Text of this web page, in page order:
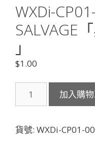
WXDi-
SALVAGE
」
$1.00
CP01-
OBSYDIA
加入購
貨號: WXDi-CP01-